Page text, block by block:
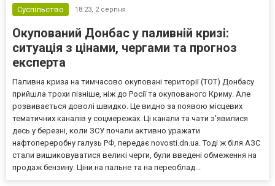
Суспільство 18:23, 2 серпня
Окупований Донбас у паливній кризі:
ситуація з цінами, чергами та прогноз
експерта
Паливна криза на тимчасово окуповані території (ТОТ) Донбасу
прийшла трохи пізніше, ніж до Росії та окупованого Криму. Але
розвивається доволі швидко. Це видно за появою місцевих
тематичних каналів у соцмережах. Ці канали та чати з’явилися
десь у березні, коли ЗСУ почали активно уражати
нафтопереробну галузь РФ, передає novosti.dn.ua. Тоді ж біля АЗС
стали вишиковуватися великі черги, були введені обмеження на
продаж бензину. Ціни на пальне та на переоблад...